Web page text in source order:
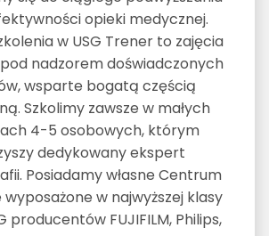
opieki medycznej.
w USG Trener to zajęcia
nadzorem doświadczonych
wsparte bogatą częścią
Szkolimy zawsze w małych
4-5 osobowych, którym
dedykowany ekspert
Posiadamy własne Centrum
wyposażone w najwyższej klasy
producentów FUJIFILM, Philips,